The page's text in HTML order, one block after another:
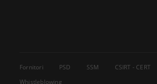
Fornitori PSD SSM CSIRT - CERT
Whistleblowing